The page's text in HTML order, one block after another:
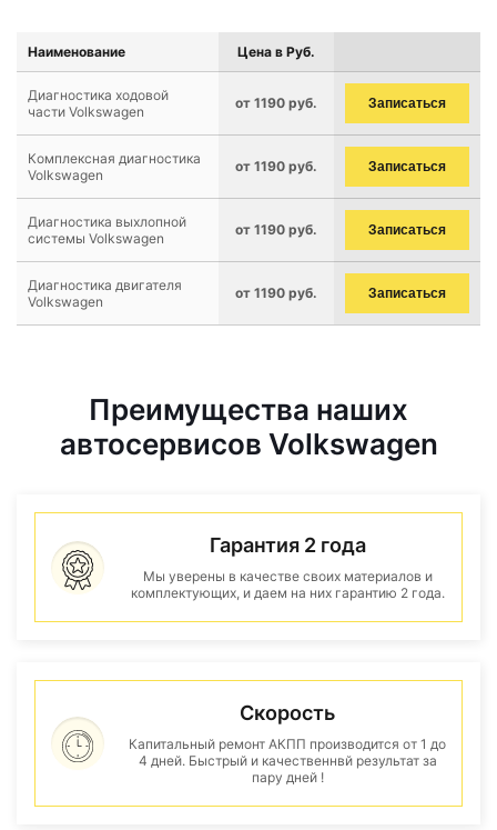
Наименование Цена в Руб.
Диагностика ходовой
части Volkswagen
от 1190 руб. Записаться
Комплексная диагностика
Volkswagen
от 1190 руб. Записаться
Диагностика выхлопной
системы Volkswagen
от 1190 руб. Записаться
Диагностика двигателя
Volkswagen
от 1190 руб. Записаться
Преимущества наших
автосервисов Volkswagen
Гарантия 2 года
Мы уверены в качестве своих материалов и
комплектующих, и даем на них гарантию 2 года.
Скорость
Капитальный ремонт АКПП производится от 1 до
4 дней. Быстрый и качественнвй результат за
пару дней !